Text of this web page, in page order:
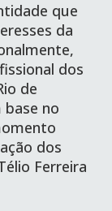
que
da
dos
de
base no
dos
Ferreira